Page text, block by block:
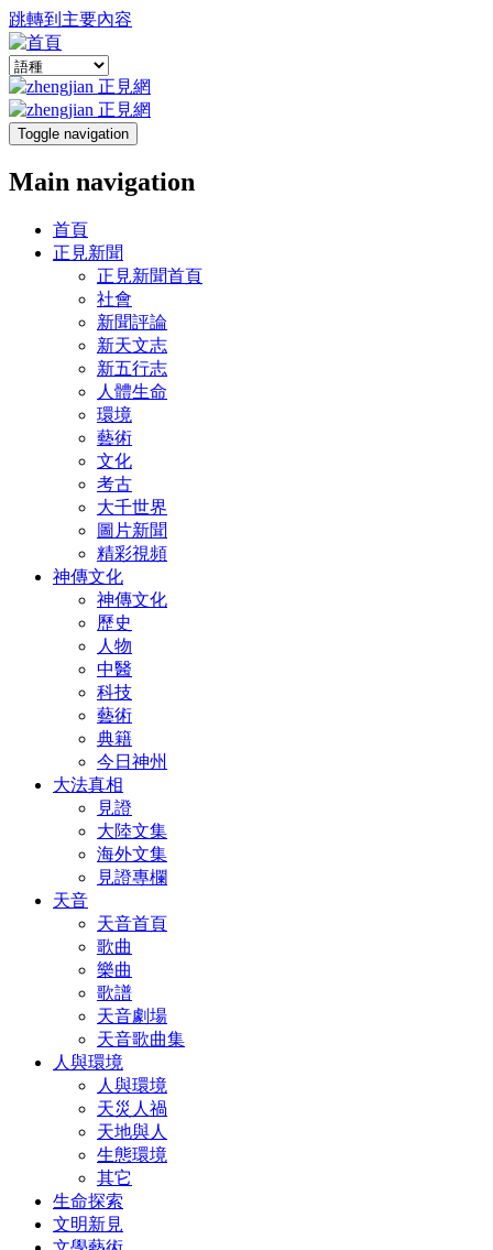
跳轉到主要內容
Toggle navigation
Main navigation
首頁
正見新聞
正見新聞首頁
社會
新聞評論
新天文志
新五行志
人體生命
環境
藝術
文化
考古
大千世界
圖片新聞
精彩視頻
神傳文化
神傳文化
歷史
人物
中醫
科技
藝術
典籍
今日神州
大法真相
見證
大陸文集
海外文集
見證專欄
天音
天音首頁
歌曲
樂曲
歌譜
天音劇場
天音歌曲集
人與環境
人與環境
天災人禍
天地與人
生態環境
其它
生命探索
文明新見